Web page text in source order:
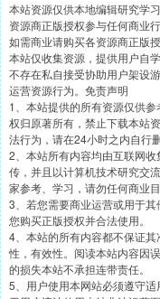
本站资源仅供本地编辑研究学
资源商正版授权参与任何商业
如需商业请购买各资源商正版
本站仅收集资源，提供用户自
不存在私自接受协助用户架设
运营资源行为。免责声明
1、本站提供的所有资源仅供
权归原著所有，禁止下载本站
法行为，请在24小时之内自行
2、本站所有内容均由互联网
传，并且以计算机技术研究交
家参考、学习，请勿任何商业
3、若您需要商业运营或用于
您购买正版授权并合法使用。
4、本站的所有内容都不保证
性，有效性。阅读本站内容因
的损失本站不承担连带责任。
5、用户使用本网站必须遵守